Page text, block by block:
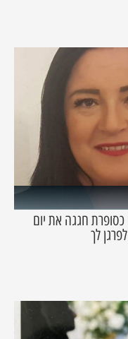
כסופרת חגגה את יום
לך